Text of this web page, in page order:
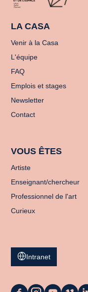
LA CASA
Venir à la Casa
L'équipe
FAQ
Emplois et stages
Newsletter
Contact
VOUS ÊTES
Artiste
Enseignant/chercheur
Professionnel de l'art
Curieux
Intranet